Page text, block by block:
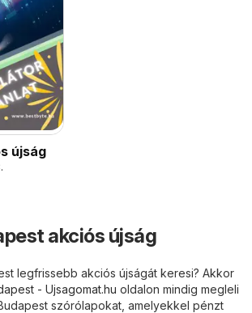
újság
akciós újság
legfrissebb akciós újságát keresi? Akkor
- Ujsagomat.hu oldalon mindig megleli
szórólapokat, amelyekkel pénzt